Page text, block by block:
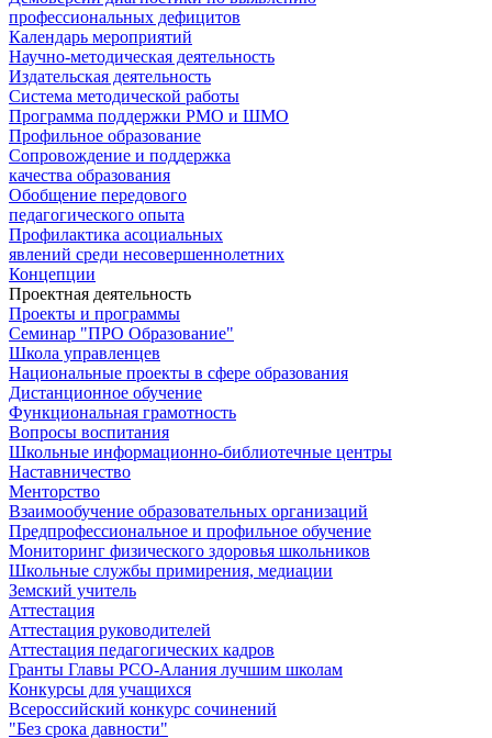
профессиональных дефицитов
Календарь мероприятий
Научно-методическая деятельность
Издательская деятельность
Система методической работы
Программа поддержки РМО и ШМО
Профильное образование
Сопровождение и поддержка
качества образования
Обобщение передового
педагогического опыта
Профилактика асоциальных
явлений среди несовершеннолетних
Концепции
Проектная деятельность
Проекты и программы
Семинар "ПРО Образование"
Школа управленцев
Национальные проекты в сфере образования
Дистанционное обучение
Функциональная грамотность
Вопросы воспитания
Школьные информационно-библиотечные центры
Наставничество
Менторство
Взаимообучение образовательных организаций
Предпрофессиональное и профильное обучение
Мониторинг физического здоровья школьников
Школьные службы примирения, медиации
Земский учитель
Аттестация
Аттестация руководителей
Аттестация педагогических кадров
Гранты Главы РСО-Алания лучшим школам
Конкурсы для учащихся
Всероссийский конкурс сочинений
"Без срока давности"